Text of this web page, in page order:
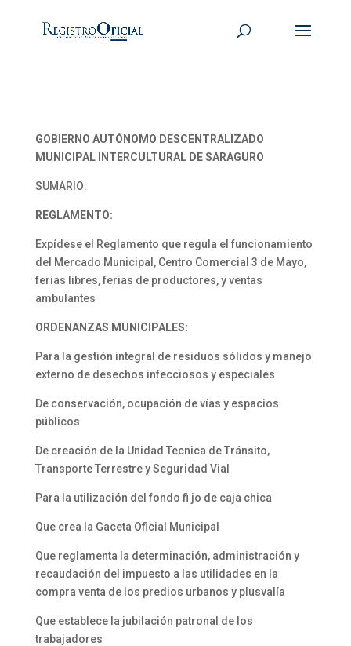
GOBIERNO AUTÓNOMO DESCENTRALIZADO
MUNICIPAL INTERCULTURAL DE SARAGURO
SUMARIO:
REGLAMENTO:
Expídese el Reglamento que regula el funcionamiento
del Mercado Municipal, Centro Comercial 3 de Mayo,
ferias libres, ferias de productores, y ventas
ambulantes
ORDENANZAS MUNICIPALES:
Para la gestión integral de residuos sólidos y manejo
externo de desechos infecciosos y especiales
De conservación, ocupación de vías y espacios
públicos
De creación de la Unidad Tecnica de Tránsito,
Transporte Terrestre y Seguridad Vial
Para la utilización del fondo fi jo de caja chica
Que crea la Gaceta Oficial Municipal
Que reglamenta la determinación, administración y
recaudación del impuesto a las utilidades en la
compra venta de los predios urbanos y plusvalía
Que establece la jubilación patronal de los
trabajadores